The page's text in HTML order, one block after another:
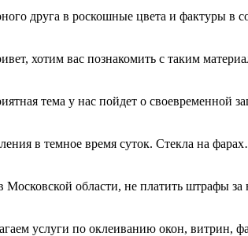
друга в роскошные цвета и фактуры в
хотим вас познакомить с таким
тема у нас пойдет о своевременной
в темное время суток. Стекла на
области, не платить штрафы
услуги по оклеиванию окон, витрин,